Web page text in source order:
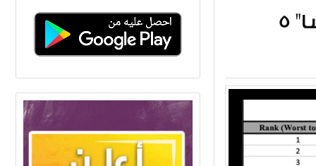
5 دول عربية في صدارة مؤشر "الأكثر بؤسا"